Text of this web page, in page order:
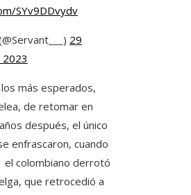
SYv9DDvydv
29
más esperados,
de retomar en
después, el único
enfrascaron, cuando
el colombiano derrotó
que retrocedió a